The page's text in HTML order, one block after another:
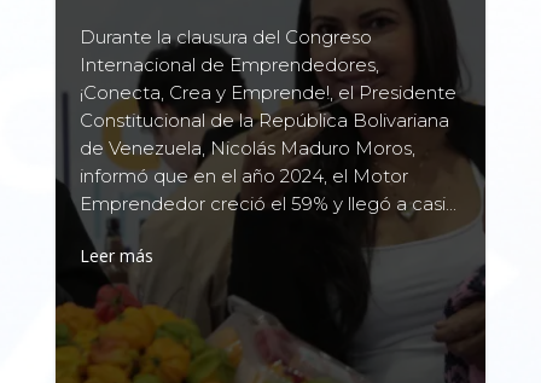
Durante la clausura del Congreso
Internacional de Emprendedores,
¡Conecta, Crea y Emprende!, el Presidente
Constitucional de la República Bolivariana
de Venezuela, Nicolás Maduro Moros,
informó que en el año 2024, el Motor
Emprendedor creció el 59% y llegó a casi...
Leer más